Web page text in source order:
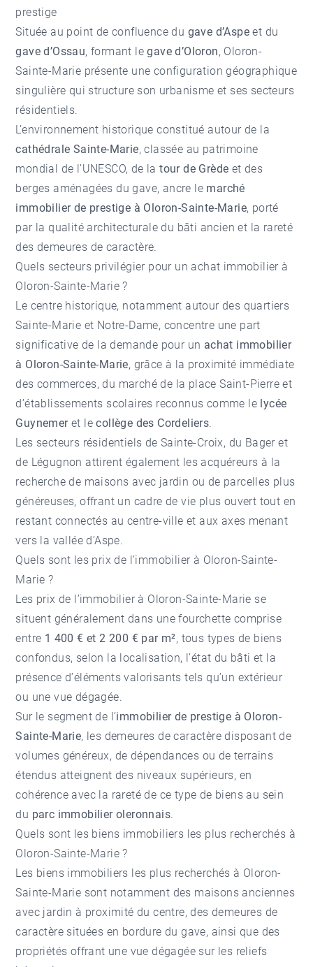
prestige
Située au point de confluence du gave d’Aspe et du
gave d’Ossau, formant legave d’Oloron, Oloron-
Sainte-Marie présente une configuration géographique
singulière qui structure son urbanisme et ses secteurs
résidentiels.
L’environnement historique constitué autour de la
cathédrale Sainte-Marie, classée au patrimoine
mondial de l’UNESCO, de latour de Grède et des
berges aménagées du gave, ancre le marché
immobilier de prestige à Oloron-Sainte-Marie, porté
par la qualité architecturale du bâti ancien et la rareté
des demeures de caractère.
Quels secteurs privilégier pour un achat immobilier à
Oloron-Sainte-Marie ?
Le centre historique, notamment autour des quartiers
Sainte-Marie et Notre-Dame, concentre une part
significative de la demande pour un achat immobilier
à Oloron-Sainte-Marie, grâce à la proximité immédiate
des commerces, du marché de la place Saint-Pierre et
d’établissements scolaires reconnus comme le lycée
Guynemeret lecollège des Cordeliers.
Les secteurs résidentiels de Sainte-Croix, du Bager et
de Légugnon attirent également les acquéreurs à la
recherche de maisons avec jardin ou de parcelles plus
généreuses, offrant un cadre de vie plus ouvert tout en
restant connectés au centre-ville et aux axes menant
vers la vallée d’Aspe.
Quels sont les prix de l’immobilier à Oloron-Sainte-
Marie ?
Les prix de l’immobilier à Oloron-Sainte-Marie se
situent généralement dans une fourchette comprise
entre 1 400 € et 2 200 € par m², tous types de biens
confondus, selon la localisation, l’état du bâti et la
présence d’éléments valorisants tels qu’un extérieur
ou une vue dégagée.
Sur le segment de l’immobilier de prestige à Oloron-
Sainte-Marie, les demeures de caractère disposant de
volumes généreux, de dépendances ou de terrains
étendus atteignent des niveaux supérieurs, en
cohérence avec la rareté de ce type de biens au sein
du parc immobilier oleronnais.
Quels sont les biens immobiliers les plus recherchés à
Oloron-Sainte-Marie ?
Les biens immobiliers les plus recherchés à Oloron-
Sainte-Marie sont notamment des maisons anciennes
avec jardin à proximité du centre, des demeures de
caractère situées en bordure du gave, ainsi que des
propriétés offrant une vue dégagée sur les reliefs